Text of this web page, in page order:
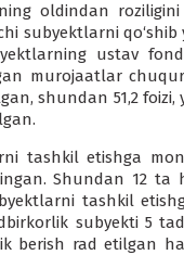
oldindan
subyektlarni
ustav
murojaatlar
shundan 51,2 foizi,
tashkil etishga
Shundan 12 ta
tashkil
subyekti 5
berish rad etilgan